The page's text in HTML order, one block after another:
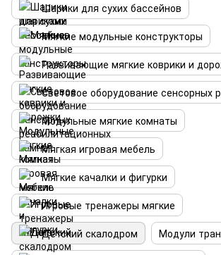
Шарики для сухих бассейнов
Мягкие модульные конструкторы
Развивающие мягкие коврики и
Модульные мягкие комнаты
Мягкая игровая мебель
Мягкие качалки и фигурки
Игровые тренажеры мягкие
Детский скалодром
Модули